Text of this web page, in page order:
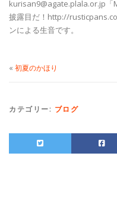
kurisan9@agate.plala.or.jp「
披露目だ！http://
ンによる生音です。
« 初夏のかほり
カテゴリー: ブログ